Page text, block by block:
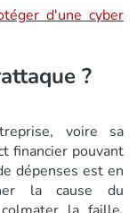
d'une cyber
?
voire sa
financier pouvant
dépenses est en
la cause du